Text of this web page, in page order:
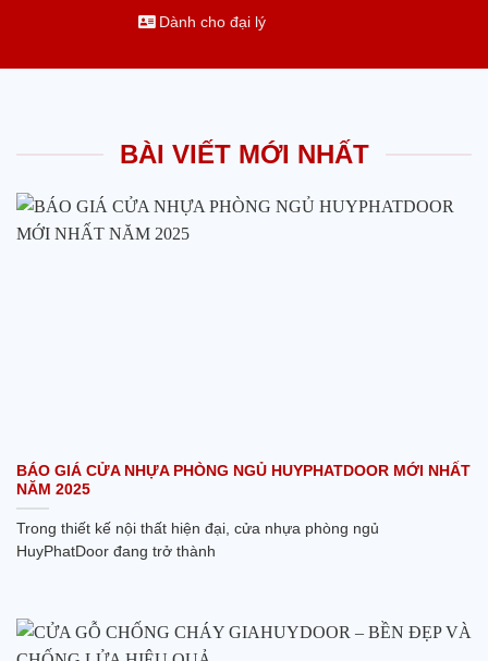
Dành cho đại lý
BÀI VIẾT MỚI NHẤT
BÁO GIÁ CỬA NHỰA PHÒNG NGỦ HUYPHATDOOR MỚI NHẤT
NĂM 2025
Trong thiết kế nội thất hiện đại, cửa nhựa phòng ngủ
HuyPhatDoor đang trở thành